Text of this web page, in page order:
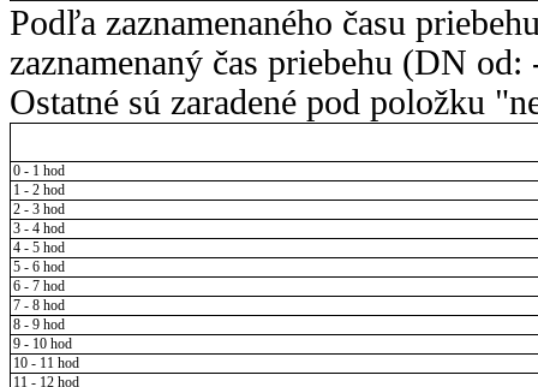
Podľa zaznamenaného času
zaznamenaný čas priebehu (DN
Ostatné sú zaradené pod položku
0 - 1 hod
1 - 2 hod
2 - 3 hod
3 - 4 hod
4 - 5 hod
5 - 6 hod
6 - 7 hod
7 - 8 hod
8 - 9 hod
9 - 10 hod
10 - 11 hod
11 - 12 hod